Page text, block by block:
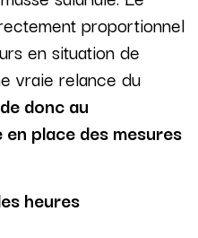
proportionnel
en situation de
vraie relance du
donc au
place des mesures
heures